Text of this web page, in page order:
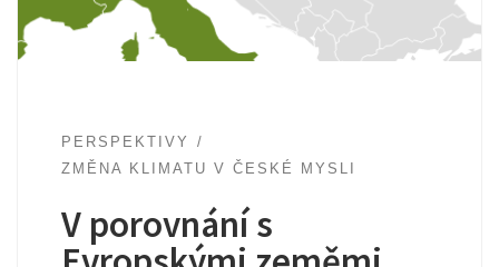
PERSPEKTIVY
ZMĚNA KLIMATU V ČESKÉ MYSLI
V porovnání s